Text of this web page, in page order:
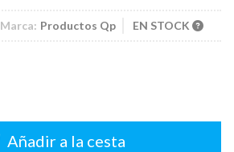
Marca: Productos Qp EN STOCK
Añadir a la cesta